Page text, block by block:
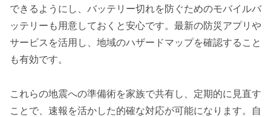
できるようにし、バッテリー切れを防ぐためのモバイルバ
ッテリーも用意しておくと安心です。最新の防災アプリや
サービスを活用し、地域のハザードマップを確認すること
も有効です。
これらの地震への準備術を家族で共有し、定期的に見直す
ことで、速報を活かした的確な対応が可能になります。自